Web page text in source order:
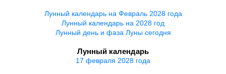
Лунный календарь на Февраль 2028 года
Лунный календарь на 2028 год
Лунный день и фаза Луны сегодня
Лунный календарь
17 февраля 2028 года